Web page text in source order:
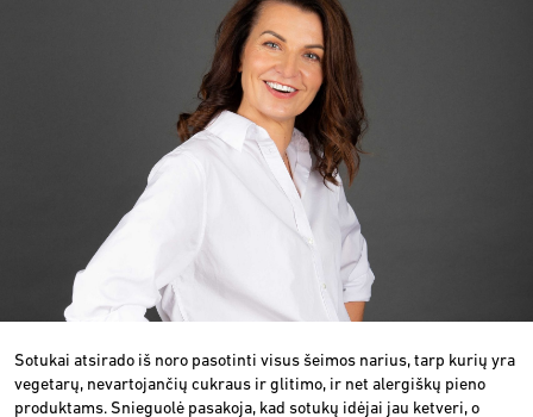
Sotukai atsirado iš noro pasotinti visus šeimos narius, tarp kurių yra
vegetarų, nevartojančių cukraus ir glitimo, ir net alergiškų pieno
produktams. Snieguolė pasakoja, kad sotukų idėjai jau ketveri, o